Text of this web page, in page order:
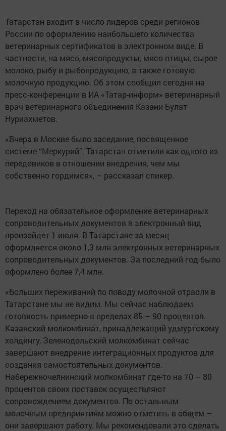
Татарстан входит в число лидеров среди регионов
России по оформлению наибольшего количества
ветеринарных сертификатов в электронном виде. В
частности, на мясо, мясопродукты, мясо птицы, сырое
молоко, рыбу и рыбопродукцию, а также готовую
молочную продукцию. Об этом сообщил сегодня на
пресс-конференции в ИА «Татар-информ» ветеринарный
врач ветеринарного объединения Казани Булат
Нуриахметов.
«Вчера в Москве было заседание, посвященное
системе “Меркурий”. Татарстан отметили как одного из
передовиков в отношении внедрения, чем мы
собственно гордимся», – рассказал спикер.
Переход на обязательное оформление ветеринарных
сопроводительных документов в электронный вид
произойдет 1 июля. В Татарстане за месяц
оформляется около 1,3 млн электронных ветеринарных
сопроводительных документов. За последний год было
оформлено более 7,4 млн.
«Больших переживаний по поводу молочной отрасли в
Татарстане мы не видим. Мы сейчас наблюдаем
готовность примерно в пределах 85 – 90 процентов.
Казанский молкомбинат, принадлежащий удмуртскому
холдингу, Зеленодольский молкомбинат сейчас
завершают внедрение интеграционных продуктов для
создания самостоятельных документов.
Набережночелнинский молкомбинат где-то на 70 – 80
процентов своих поставок осуществляют
сопровождением документов. По остальным
молочным предприятиям можно отметить в общем –
они завершают работу. Мы рекомендовали это сделать